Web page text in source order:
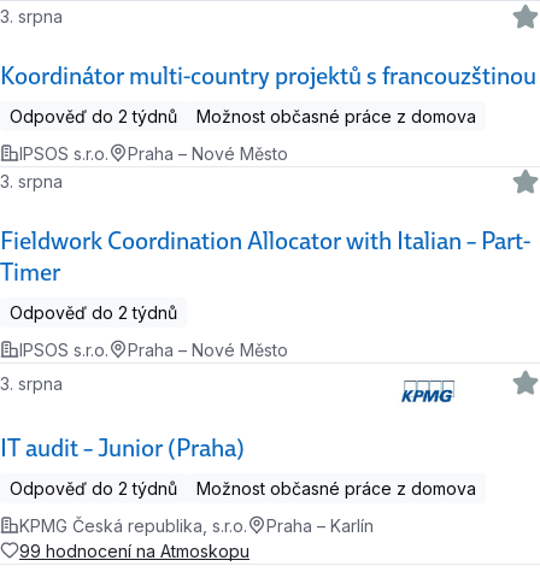
Koordinátor multi-country projektů s francouzštinou
3. srpna
Odpověď do 2 týdnů
Možnost občasné práce z domova
IPSOS s.r.o.
Praha – Nové Město
Fieldwork Coordination Allocator with Italian – Part-
Timer
3. srpna
Odpověď do 2 týdnů
IPSOS s.r.o.
Praha – Nové Město
IT audit – Junior (Praha)
3. srpna
Odpověď do 2 týdnů
Možnost občasné práce z domova
KPMG Česká republika, s.r.o.
Praha – Karlín
99 hodnocení na Atmoskopu